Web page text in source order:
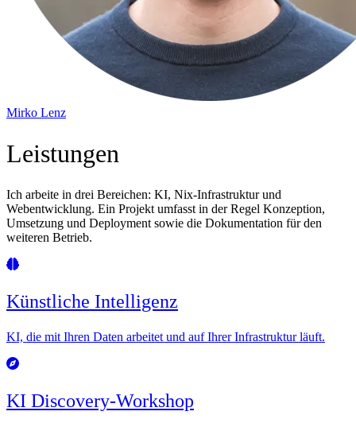
Mirko Lenz
Leistungen
Ich arbeite in drei Bereichen: KI, Nix-Infrastruktur und
Webentwicklung. Ein Projekt umfasst in der Regel Konzeption,
Umsetzung und Deployment sowie die Dokumentation für den
weiteren Betrieb.
Künstliche Intelligenz
KI, die mit Ihren Daten arbeitet und auf Ihrer Infrastruktur läuft.
KI Discovery-Workshop